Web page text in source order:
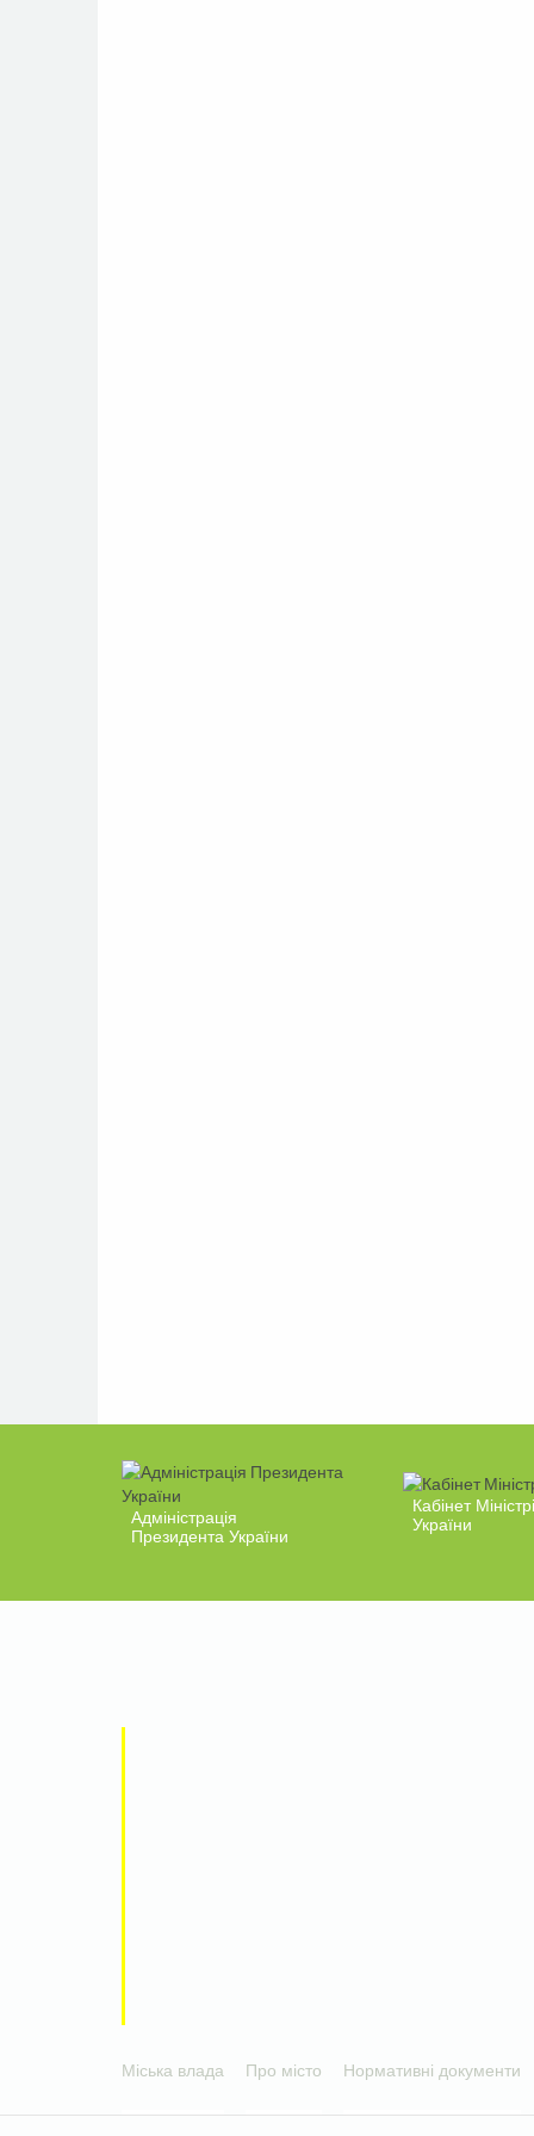
Адміністрація
Президента України
Кабінет
України
Міська влада Про місто Нормативні документи